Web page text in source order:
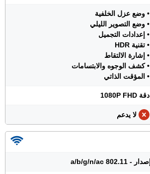
• وضع عزل الخلفية
• وضع التصوير الليلي
• إعدادات التجميل
• تقنية HDR
• إشارة الالتقاط
• كشف الوجوه والابتسامات
• المؤقت الذاتي
دقة 1080P FHD
لا يدعم
إصدار - 802.11 a/b/g/n/ac